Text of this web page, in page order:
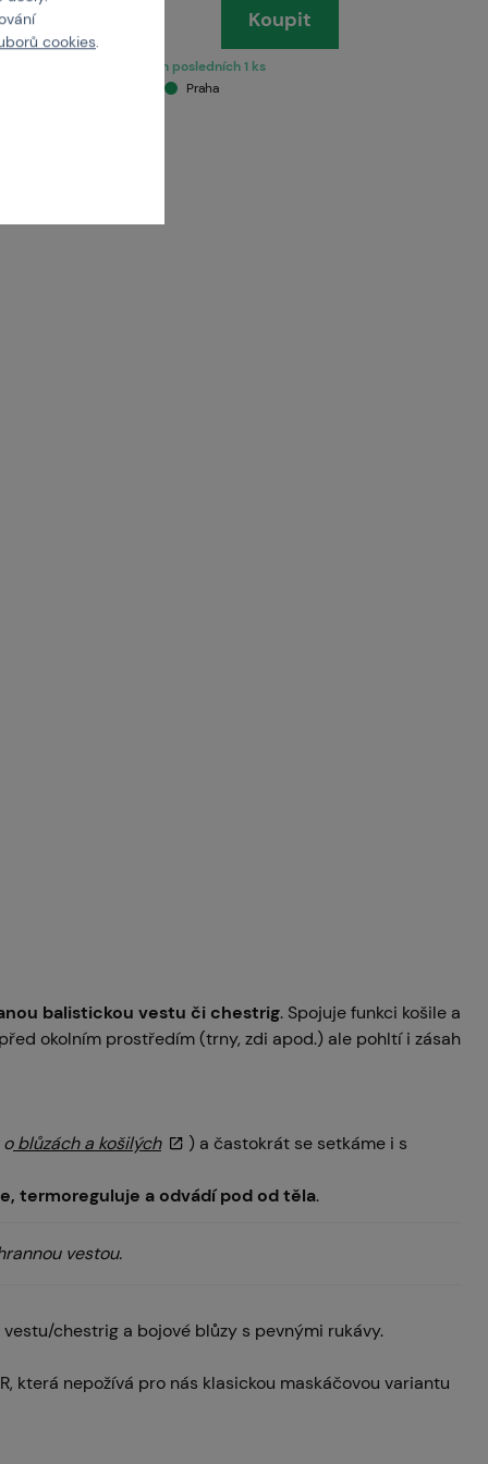
Koupit
skladem posledních 1 ks
Brno
Praha
balistickou vestu či chestrig. Spojuje funkci košile a
okolním prostředím (trny, zdi apod.) ale pohltí i zásah
blůzách a košilých
) a častokrát se setkáme i s
termoreguluje a odvádí pod od těla.
vestou.
chestrig a bojové blůzy s pevnými rukávy.
která nepožívá pro nás klasickou maskáčovou variantu
cookies.